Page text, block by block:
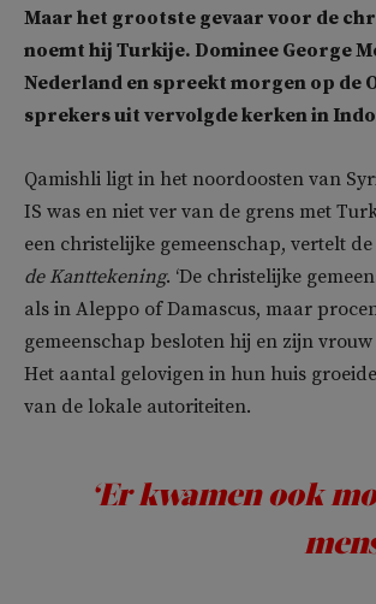
Maar het grootste gevaar voor de
noemt hij Turkije. Dominee George
Nederland en spreekt morgen op de
sprekers uit vervolgde kerken in
Qamishli ligt in het noordoosten van
IS was en niet ver van de grens met
een christelijke gemeenschap, vertelt
de Kanttekening. ‘De christelijke
als in Aleppo of Damascus, maar
gemeenschap besloten hij en zijn
Het aantal gelovigen in hun huis
van de lokale autoriteiten.
‘Er kwamen ook